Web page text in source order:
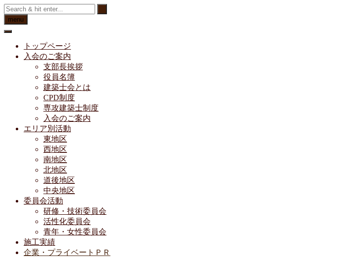
Skip
to
content
menu
トップページ
入会のご案内
支部長挨拶
役員名簿
建築士会とは
CPD制度
専攻建築士制度
入会のご案内
エリア別活動
東地区
西地区
南地区
北地区
道後地区
中央地区
委員会活動
研修・技術委員会
活性化委員会
青年・女性委員会
施工実績
企業・プライベートＰＲ